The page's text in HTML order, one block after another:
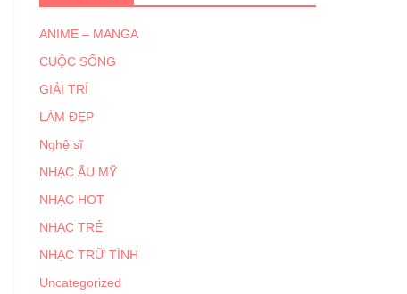
ANIME – MANGA
CUỘC SỐNG
GIẢI TRÍ
LÀM ĐẸP
Nghệ sĩ
NHẠC ÂU MỸ
NHẠC HOT
NHẠC TRẺ
NHẠC TRỮ TÌNH
Uncategorized